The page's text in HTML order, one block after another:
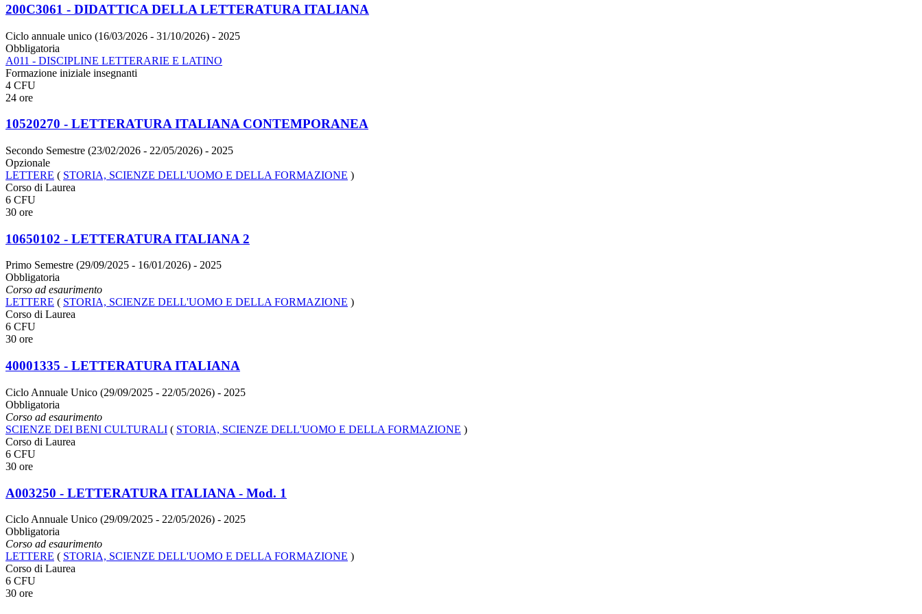
200C3061 - DIDATTICA DELLA LETTERATURA ITALIANA
Ciclo annuale unico (16/03/2026 - 31/10/2026) - 2025
Obbligatoria
A011 - DISCIPLINE LETTERARIE E LATINO
Formazione iniziale insegnanti
4 CFU
24 ore
10520270 - LETTERATURA ITALIANA CONTEMPORANEA
Secondo Semestre (23/02/2026 - 22/05/2026) - 2025
Opzionale
LETTERE ( STORIA, SCIENZE DELL'UOMO E DELLA FORMAZIONE )
Corso di Laurea
6 CFU
30 ore
10650102 - LETTERATURA ITALIANA 2
Primo Semestre (29/09/2025 - 16/01/2026) - 2025
Obbligatoria
Corso ad esaurimento
LETTERE ( STORIA, SCIENZE DELL'UOMO E DELLA FORMAZIONE )
Corso di Laurea
6 CFU
30 ore
40001335 - LETTERATURA ITALIANA
Ciclo Annuale Unico (29/09/2025 - 22/05/2026) - 2025
Obbligatoria
Corso ad esaurimento
SCIENZE DEI BENI CULTURALI ( STORIA, SCIENZE DELL'UOMO E DELLA FORMAZIONE )
Corso di Laurea
6 CFU
30 ore
A003250 - LETTERATURA ITALIANA - Mod. 1
Ciclo Annuale Unico (29/09/2025 - 22/05/2026) - 2025
Obbligatoria
Corso ad esaurimento
LETTERE ( STORIA, SCIENZE DELL'UOMO E DELLA FORMAZIONE )
Corso di Laurea
6 CFU
30 ore